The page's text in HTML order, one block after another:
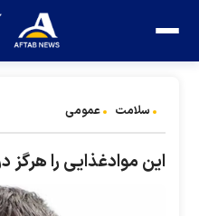
سلامت عمومی
این موادغذایی را